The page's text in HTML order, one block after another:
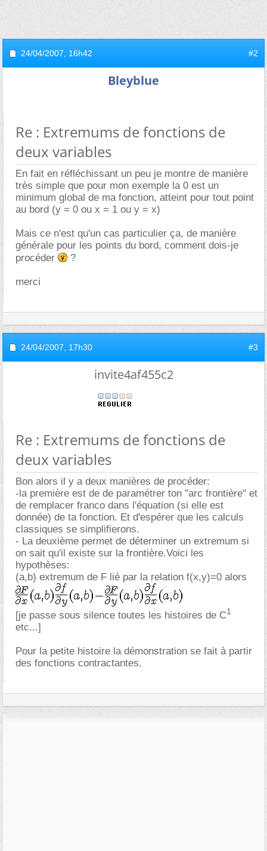
24/04/2007, 16h42 #2
Bleyblue
Re : Extremums de fonctions de
deux variables
En fait en réfléchissant un peu je montre de manière
très simple que pour mon exemple la 0 est un
minimum global de ma fonction, atteint pour tout point
au bord (y = 0 ou x = 1 ou y = x)
Mais ce n'est qu'un cas particulier ça, de manière
générale pour les points du bord, comment dois-je
procéder
?
merci
24/04/2007, 17h30 #3
invite4af455c2
Re : Extremums de fonctions de
deux variables
Bon alors il y a deux manières de procéder:
-la première est de de paramétrer ton "arc frontière" et
de remplacer franco dans l'équation (si elle est
donnée) de ta fonction. Et d'espérer que les calculs
classiques se simplifierons.
- La deuxième permet de déterminer un extremum si
on sait qu'il existe sur la frontière.Voici les
hypothèses:
(a,b) extremum de F lié par la relation f(x,y)=0 alors
[je passe sous silence toutes les histoires de C1
etc...]
Pour la petite histoire la démonstration se fait à partir
des fonctions contractantes.